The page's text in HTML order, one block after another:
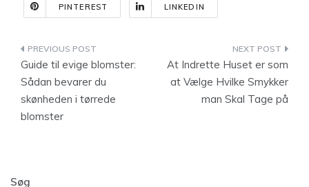
PINTEREST LINKEDIN
Indlægsnavigation
Guide til evige blomster:
Sådan bevarer du
skønheden i tørrede
blomster
At Indrette Huset er som
at Vælge Hvilke Smykker
man Skal Tage på
Søg